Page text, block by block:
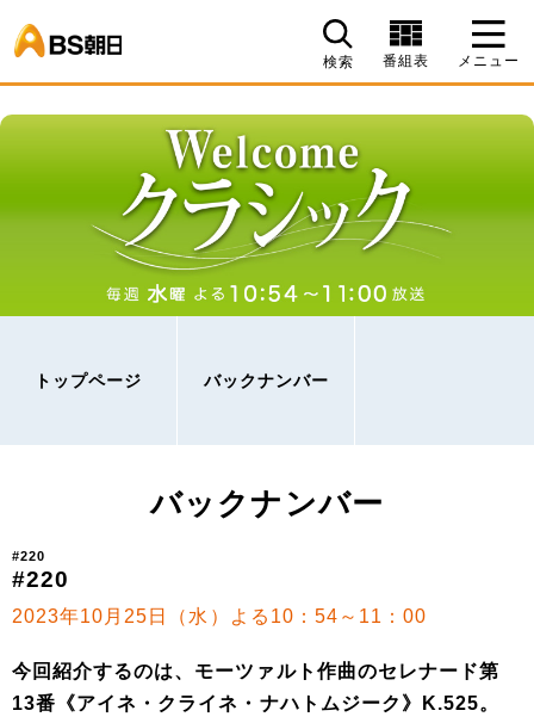
検索 番組表 メニュー
トップページ バックナンバー
バックナンバー
#220
#220
2023年10月25日（水）よる10：54～11：00
今回紹介するのは、モーツァルト作曲のセレナード第
13番《アイネ・クライネ・ナハトムジーク》K.525。